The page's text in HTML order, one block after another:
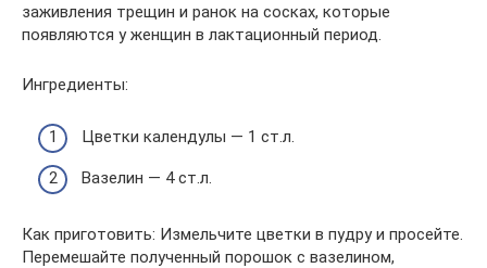
заживления трещин и ранок на сосках, которые
появляются у женщин в лактационный период.
Ингредиенты:
Цветки календулы — 1 ст.л.
Вазелин — 4 ст.л.
Как приготовить: Измельчите цветки в пудру и просейте.
Перемешайте полученный порошок с вазелином,